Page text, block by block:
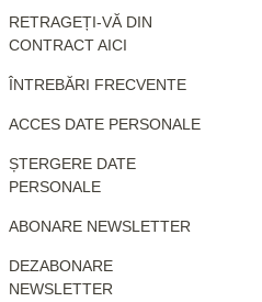
RETRAGEȚI-VĂ DIN
CONTRACT AICI
ÎNTREBĂRI FRECVENTE
ACCES DATE PERSONALE
ȘTERGERE DATE
PERSONALE
ABONARE NEWSLETTER
DEZABONARE
NEWSLETTER